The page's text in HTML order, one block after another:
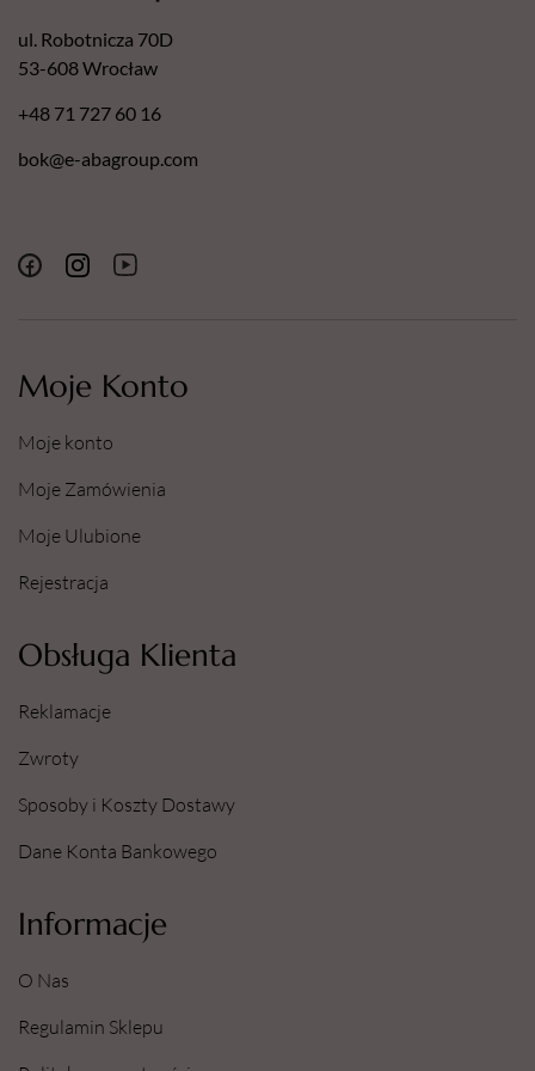
Moje Konto
Moje konto
Moje Zamówienia
Moje Ulubione
Rejestracja
Obsługa Klienta
Reklamacje
Zwroty
Sposoby i Koszty Dostawy
Dane Konta Bankowego
Informacje
O Nas
Regulamin Sklepu
ul. Robotnicza 70D
53-608 Wrocław
+48 71 727 60 16
bok@e-abagroup.com